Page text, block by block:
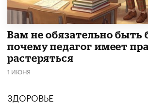
​Вам не обязательно быть
почему педагог имеет
растеряться
1 ИЮНЯ
ЗДОРОВЬЕ